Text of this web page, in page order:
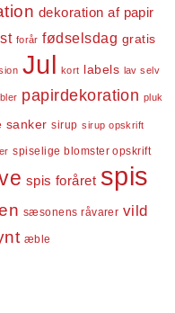
dekoration af papir
forår fødselsdag gratis
Jul kort labels lav selv
papirdekoration pluk
sanker sirup sirup opskrift
spiselige blomster opskrift
spis foråret spis
sæsonens råvarer vild
æble